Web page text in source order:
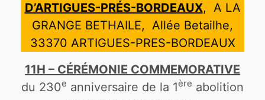
D’ARTIGUES-PRÉS-BORDEAUX, A LA
GRANGE BETHAILE, Allée Betailhe,
33370 ARTIGUES-PRES-BORDEAUX
11H – CÉRÉMONIE COMMEMORATIVE
du 230e anniversaire de la 1ère abolition